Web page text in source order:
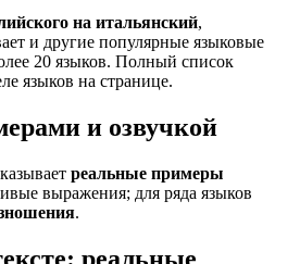
на итальянский,
и другие популярные языковые
20 языков. Полный список
языков на странице.
и озвучкой
реальные примеры
выражения; для ряда языков
.